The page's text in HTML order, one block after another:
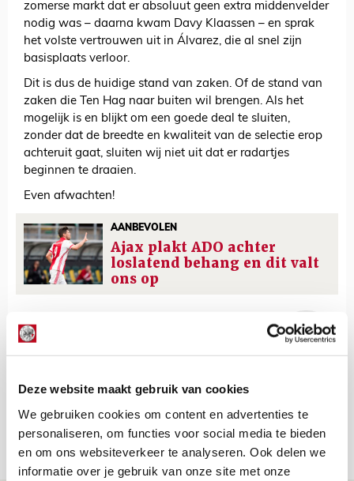
Deze website maakt gebruik van cookies
We gebruiken cookies om content en advertenties te
personaliseren, om functies voor social media te bieden
en om ons websiteverkeer te analyseren. Ook delen we
informatie over je gebruik van onze site met onze
zomerse markt dat er absoluut geen extra middenvelder
nodig was – daarna kwam Davy Klaassen – en sprak
het volste vertrouwen uit in Álvarez, die al snel zijn
basisplaats verloor.
Dit is dus de huidige stand van zaken. Of de stand van
zaken die Ten Hag naar buiten wil brengen. Als het
mogelijk is en blijkt om een goede deal te sluiten,
zonder dat de breedte en kwaliteit van de selectie erop
achteruit gaat, sluiten wij niet uit dat er radartjes
beginnen te draaien.
Even afwachten!
AANBEVOLEN
Ajax plakt ADO achter
loslatend behang en dit valt
ons op
Bekijk alle berichten van De Redactie
Net binnen //